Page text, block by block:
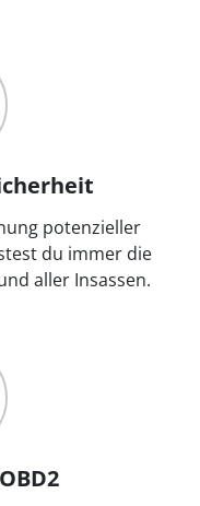
potenzieller
du immer die
aller Insassen.